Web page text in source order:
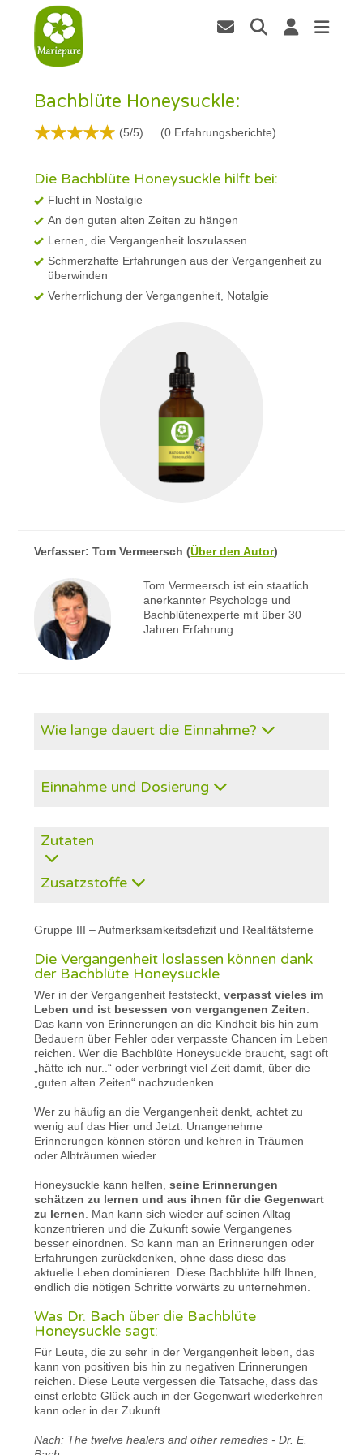
Bachblüte Honeysuckle:
(5/5) (0 Erfahrungsberichte)
Die Bachblüte Honeysuckle hilft bei:
Flucht in Nostalgie
An den guten alten Zeiten zu hängen
Lernen, die Vergangenheit loszulassen
Schmerzhafte Erfahrungen aus der Vergangenheit zu
überwinden
Verherrlichung der Vergangenheit, Notalgie
Verfasser:Tom Vermeersch (Über den Autor)
Tom Vermeersch ist ein staatlich
anerkannter Psychologe und
Bachblütenexperte mit über 30
Jahren Erfahrung.
Wie lange dauert die Einnahme?
Einnahme und Dosierung
Zutaten
Zusatzstoffe
Gruppe III – Aufmerksamkeitsdefizit und Realitätsferne
Die Vergangenheit loslassen können dank
der Bachblüte Honeysuckle
Wer in der Vergangenheit feststeckt,verpasst vieles im
Leben und ist besessen von vergangenen Zeiten
Das kann von Erinnerungen an die Kindheit bis hin zum
Bedauern über Fehler oder verpasste Chancen im Leben
reichen. Wer die Bachblüte Honeysuckle braucht, sagt oft
„hätte ich nur..“ oder verbringt viel Zeit damit, über die
„guten alten Zeiten“ nachzudenken.
Wer zu häufig an die Vergangenheit denkt, achtet zu
wenig auf das Hier und Jetzt. Unangenehme
Erinnerungen können stören und kehren in Träumen
oder Albträumen wieder.
Honeysuckle kann helfen,seine Erinnerungen
schätzen zu lernen und aus ihnen für die Gegenwart
zu lernen . Man kann sich wieder auf seinen Alltag
konzentrieren und die Zukunft sowie Vergangenes
besser einordnen. So kann man an Erinnerungen oder
Erfahrungen zurückdenken, ohne dass diese das
aktuelle Leben dominieren. Diese Bachblüte hilft Ihnen,
endlich die nötigen Schritte vorwärts zu unternehmen.
Was Dr. Bach über die Bachblüte
Honeysuckle sagt:
Für Leute, die zu sehr in der Vergangenheit leben, das
kann von positiven bis hin zu negativen Erinnerungen
reichen. Diese Leute vergessen die Tatsache, dass das
einst erlebte Glück auch in der Gegenwart wiederkehren
kann oder in der Zukunft.
Nach: The twelve healers and other remedies - Dr. E.